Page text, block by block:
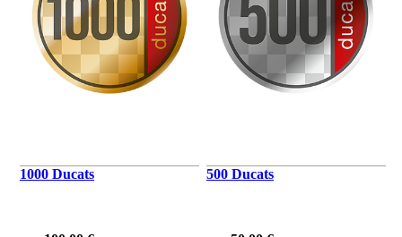
1000 Ducats 500 Ducats